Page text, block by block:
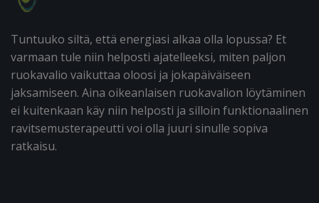
Tuntuuko siltä, että energiasi alkaa olla lopussa? Et
varmaan tule niin helposti ajatelleeksi, miten paljon
ruokavalio vaikuttaa oloosi ja jokapäiväiseen
jaksamiseen. Aina oikeanlaisen ruokavalion löytäminen
ei kuitenkaan käy niin helposti ja silloin funktionaalinen
ravitsemusterapeutti voi olla juuri sinulle sopiva
ratkaisu.